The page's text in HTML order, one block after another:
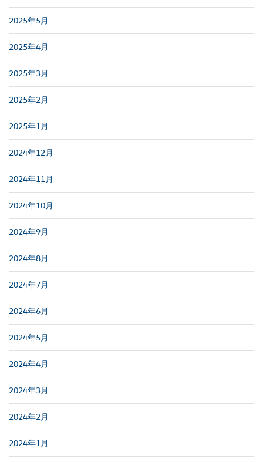
2025年5月
2025年4月
2025年3月
2025年2月
2025年1月
2024年12月
2024年11月
2024年10月
2024年9月
2024年8月
2024年7月
2024年6月
2024年5月
2024年4月
2024年3月
2024年2月
2024年1月